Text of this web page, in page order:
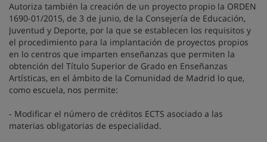
Autoriza también la creación de un proyecto propio la ORDEN
1690-01/2015, de 3 de junio, de la Consejería de Educación,
Juventud y Deporte, por la que se establecen los requisitos y
el procedimiento para la implantación de proyectos propios
en lo centros que imparten enseñanzas que permiten la
obtención del Título Superior de Grado en Enseñanzas
Artísticas, en el ámbito de la Comunidad de Madrid lo que,
como escuela, nos permite:
- Modificar el número de créditos ECTS asociado a las
materias obligatorias de especialidad.